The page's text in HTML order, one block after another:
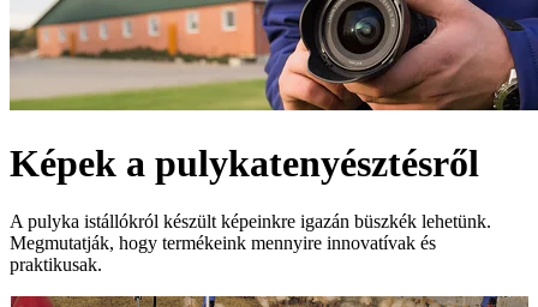
Képek a pulykatenyésztésről
A pulyka istállókról készült képeinkre igazán büszkék lehetünk.
Megmutatják, hogy termékeink mennyire innovatívak és
praktikusak.